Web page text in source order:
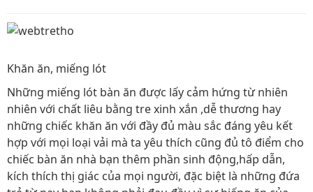
Khăn ăn, miếng lót
Những miếng lót bàn ăn được lấy cảm hứng từ nhiên
nhiên với chất liêu bằng tre xinh xắn ,dễ thương hay
những chiếc khăn ăn với đầy đủ màu sắc đáng yêu kết
hợp với mọi loại vải mà ta yêu thích cũng đủ tô điểm cho
chiếc bàn ăn nhà bạn thêm phần sinh động,hấp dẫn,
kích thích thị giác của mọi người, đặc biệt là những đứa